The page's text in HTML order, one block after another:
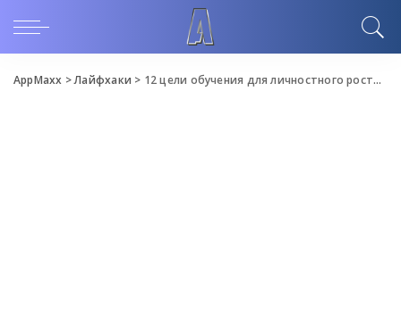
AppMaxx >Лайфхаки > 12 цели обучения для личностного роста и Self